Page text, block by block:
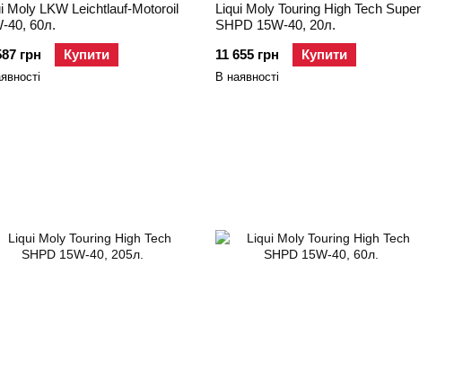
Moly LKW Leichtlauf-Motoroil
40, 60л.
грн
Купити
Liqui Moly Touring High Tech Super
SHPD 15W-40, 20л.
11 655 грн
Купити
В наявності